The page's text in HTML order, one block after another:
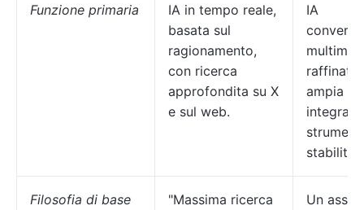
Funzione primaria
IA in tempo reale,
basata sul
ragionamento,
con ricerca
approfondita su X
e sul web.
IA
raffinata
ampia
stabilità
Filosofia di base
"Massima ricerca
Un